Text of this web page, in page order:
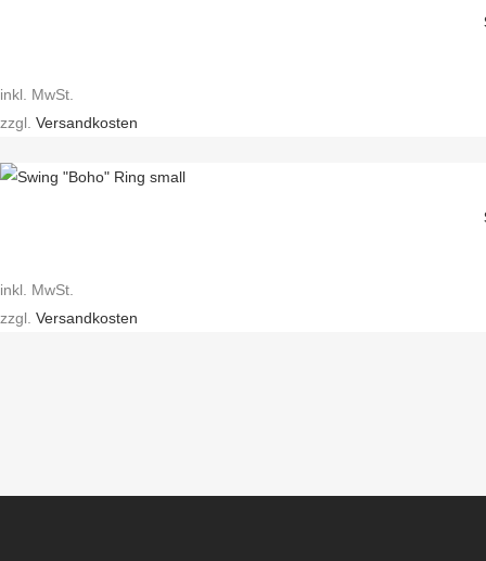
inkl. MwSt.
zzgl. Versandkosten
inkl. MwSt.
zzgl. Versandkosten